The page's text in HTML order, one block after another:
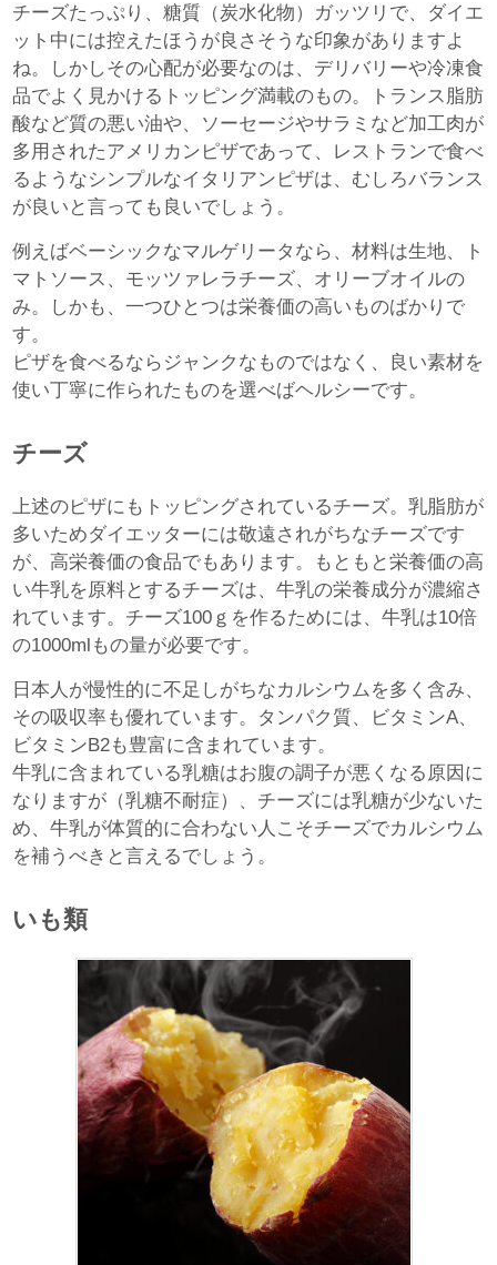
チーズたっぷり、糖質（炭水化物）ガッツリで、ダイエ
ット中には控えたほうが良さそうな印象がありますよ
ね。しかしその心配が必要なのは、デリバリーや冷凍食
品でよく見かけるトッピング満載のもの。トランス脂肪
酸など質の悪い油や、ソーセージやサラミなど加工肉が
多用されたアメリカンピザであって、レストランで食べ
るようなシンプルなイタリアンピザは、むしろバランス
が良いと言っても良いでしょう。
例えばベーシックなマルゲリータなら、材料は生地、ト
マトソース、モッツァレラチーズ、オリーブオイルの
み。しかも、一つひとつは栄養価の高いものばかりで
す。
ピザを食べるならジャンクなものではなく、良い素材を
使い丁寧に作られたものを選べばヘルシーです。
チーズ
上述のピザにもトッピングされているチーズ。乳脂肪が
多いためダイエッターには敬遠されがちなチーズです
が、高栄養価の食品でもあります。もともと栄養価の高
い牛乳を原料とするチーズは、牛乳の栄養成分が濃縮さ
れています。チーズ100ｇを作るためには、牛乳は10倍
の1000mlもの量が必要です。
日本人が慢性的に不足しがちなカルシウムを多く含み、
その吸収率も優れています。タンパク質、ビタミンA、
ビタミンB2も豊富に含まれています。
牛乳に含まれている乳糖はお腹の調子が悪くなる原因に
なりますが（乳糖不耐症）、チーズには乳糖が少ないた
め、牛乳が体質的に合わない人こそチーズでカルシウム
を補うべきと言えるでしょう。
いも類